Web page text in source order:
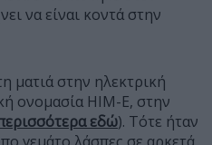
να είναι κοντά στην
ματιά στην ηλεκτρική
ονομασία HIM-E, στην
εδώ). Τότε ήταν